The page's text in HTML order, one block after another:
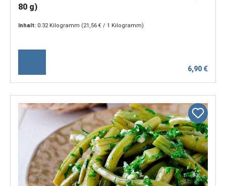
80 g)
Inhalt: 0.32 Kilogramm (21,56 € / 1 Kilogramm)
6,90 €